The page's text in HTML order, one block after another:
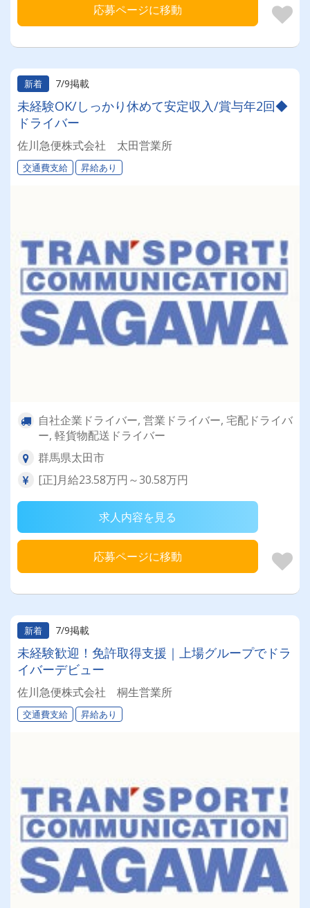
応募ページに移動
新着 7/9掲載
未経験OK/しっかり休めて安定収入/賞与年2回◆
ドライバー
佐川急便株式会社 太田営業所
交通費支給 昇給あり
自社企業ドライバー, 営業ドライバー, 宅配ドライバ
ー, 軽貨物配送ドライバー
群馬県太田市
[正]月給23.58万円～30.58万円
求人内容を見る
応募ページに移動
新着 7/9掲載
未経験歓迎！免許取得支援｜上場グループでドラ
イバーデビュー
佐川急便株式会社 桐生営業所
交通費支給 昇給あり